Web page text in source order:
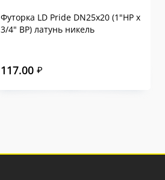
Футорка LD Pride DN25х20 (1"НР х
3/4" ВР) латунь никель
117.00 ₽